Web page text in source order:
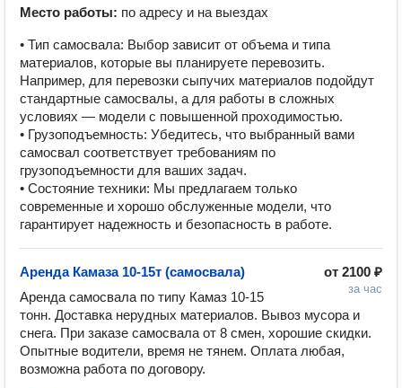
Место работы: по адресу и на выездах
• Тип самосвала: Выбор зависит от объема и типа
материалов, которые вы планируете перевозить.
Например, для перевозки сыпучих материалов подойдут
стандартные самосвалы, а для работы в сложных
условиях — модели с повышенной проходимостью.
• Грузоподъемность: Убедитесь, что выбранный вами
самосвал соответствует требованиям по
грузоподъемности для ваших задач.
• Состояние техники: Мы предлагаем только
современные и хорошо обслуженные модели, что
гарантирует надежность и безопасность в работе.
от 2100 ₽
за час
Аренда Камаза 10-15т (самосвала)
Аренда самосвала по типу Камаз 10-15
тонн. Доставка нерудных материалов. Вывоз мусора и
снега. При заказе самосвала от 8 смен, хорошие скидки.
Опытные водители, время не тянем. Оплата любая,
возможна работа по договору.